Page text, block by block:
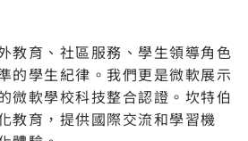
教育、社區服務、學生領導角色
的學生紀律。我們更是微軟展示
微軟學校科技整合認證。坎特伯
教育，提供國際交流和學習機